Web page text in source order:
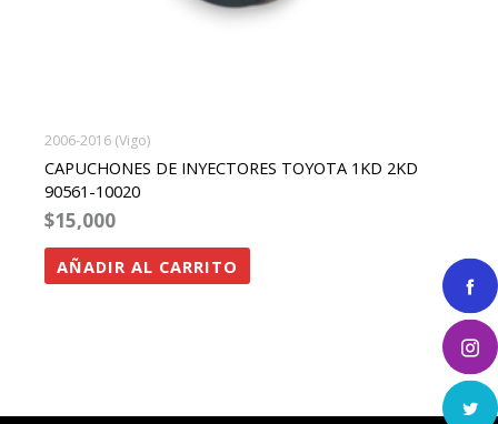
2006-2016 (Vigo)
CAPUCHONES DE INYECTORES TOYOTA 1KD 2KD
90561-10020
$15,000
AÑADIR AL CARRITO